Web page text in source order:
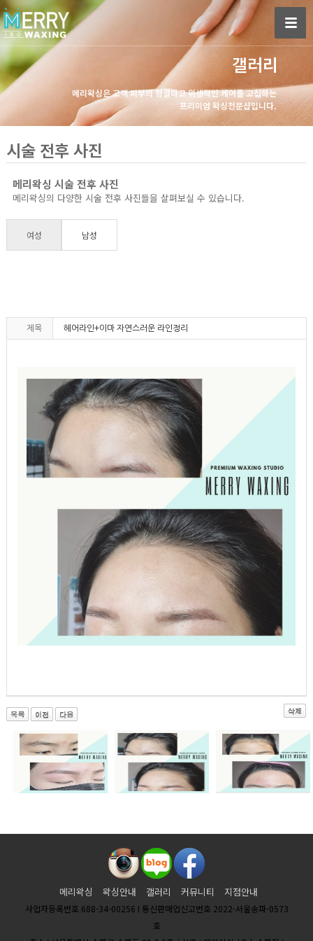
갤러리
메리왁싱은 고객 피부의 청결하고 위생적인 케어를 고집하는
프리미엄 왁싱전문샵입니다.
시술 전후 사진
메리왁싱 시술 전후 사진
메리왁싱의 다양한 시술 전후 사진들을 살펴보실 수 있습니다.
여성 남성
제목 헤어라인+이마 자연스러운 라인정리
메리왁싱 왁싱안내 갤러리 커뮤니티 지점안내
사업자등록번호 688-34-00256 I 통신판매업신고번호 2022-서울송파-0573
호